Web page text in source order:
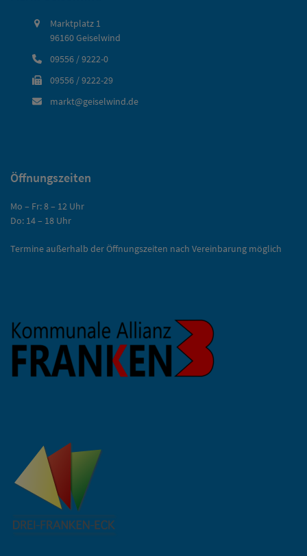
Marktplatz 1
96160 Geiselwind
09556 / 9222-0
09556 / 9222-29
markt@geiselwind.de
Öffnungszeiten
Mo – Fr: 8 – 12 Uhr
Do: 14 – 18 Uhr
Termine außerhalb der Öffnungszeiten nach Vereinbarung möglich